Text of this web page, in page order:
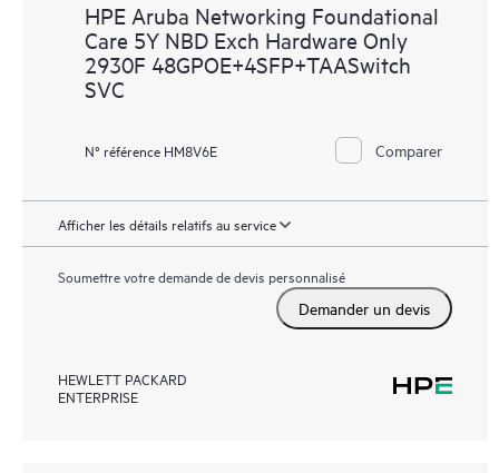
HPE Aruba Networking Foundational
Care 5Y NBD Exch Hardware Only
2930F 48GPOE+4SFP+TAASwitch
SVC
N° référence HM8V6E Comparer
Afficher les détails relatifs au service
Soumettre votre demande de devis personnalisé
Demander un devis
HEWLETT PACKARD
ENTERPRISE